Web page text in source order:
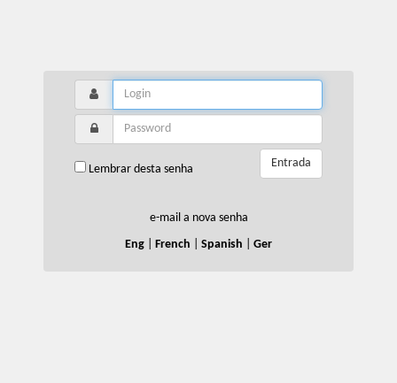
Entrada
Lembrar desta senha
e-mail a nova senha
Eng
French Spanish Ger